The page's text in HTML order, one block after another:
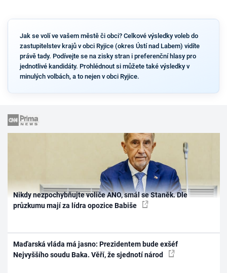
Jak se volí ve vašem městě či obci? Celkové výsledky voleb do
zastupitelstev krajů v obci Ryjice (okres Ústí nad Labem) vidíte
právě tady. Podívejte se na zisky stran i preferenční hlasy pro
jednotlivé kandidáty. Prohlédnout si můžete také výsledky v
minulých volbách, a to nejen v obci Ryjice.
Nikdy nezpochybňujte voliče ANO, smál se Staněk. Dle
průzkumu mají za lídra opozice Babiše
Maďarská vláda má jasno: Prezidentem bude exšéf
Nejvyššího soudu Baka. Věří, že sjednotí národ